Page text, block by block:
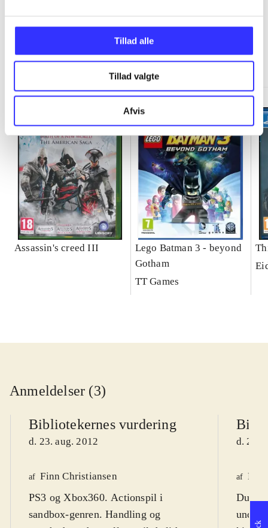
Tillad alle
Tillad valgte
Afvis
Minder om
Assassin's creed III
Lego Batman 3 - beyond
Gotham
TT Games
Anmeldelser (3)
Bibliotekernes vurdering
d. 23. aug. 2012
af Finn Christiansen
PS3 og Xbox360. Actionspil i
sandbox-genren. Handling og
d. 25.
af
Du er